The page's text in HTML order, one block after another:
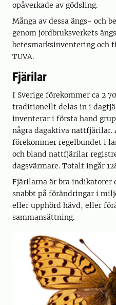
opåverkade av gödsling.
Många av dessa ängs- och
genom jordbruksverkets
betesmarksinventering och
TUVA.
Fjärilar
I Sverige förekommer ca 2
traditionellt delas in i
inventerar i första hand
några dagaktiva nattfjärilar.
förekommer regelbundet i
och bland nattfjärilar
dagsvärmare. Totalt ingår
Fjärilarna är bra indikatorer
snabbt på förändringar i
eller upphörd hävd, eller
sammansättning.